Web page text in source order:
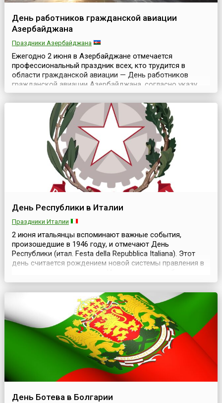
День работников гражданской авиации
Азербайджана
Праздники Азербайджана
Ежегодно 2 июня в Азербайджане отмечается
профессиональный праздник всех, кто трудится в
области гражданской авиации — День работников
гражданской авиации Азербайджана, согласно указу
Президента Республики от 18 мая 2006 года. Выбор
даты праздника был сделан на основании того, что 2
июня 1938 года в Азербайджане была создана первая
авиационная группа, положившая начало развитию
гражданской ави...
День Республики в Италии
Праздники Италии
2 июня итальянцы вспоминают важные события,
произошедшие в 1946 году, и отмечают День
Республики (итал. Festa della Repubblica Italiana). Этот
день считается рождением новой системы правления в
монархией и перешла на республиканский строй
правления.После окончания Второй мировой войны и
падения фашизма в Италии состоялся конституционный
референду...
День Ботева в Болгарии